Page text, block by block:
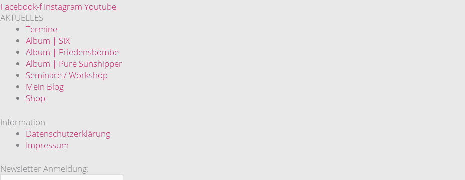
Facebook-f Instagram Youtube
AKTUELLES
Termine
Album | SIX
Album | Friedensbombe
Album | Pure Sunshipper
Seminare / Workshop
Mein Blog
Shop
Information
Datenschutzerklärung
Impressum
Newsletter Anmeldung: